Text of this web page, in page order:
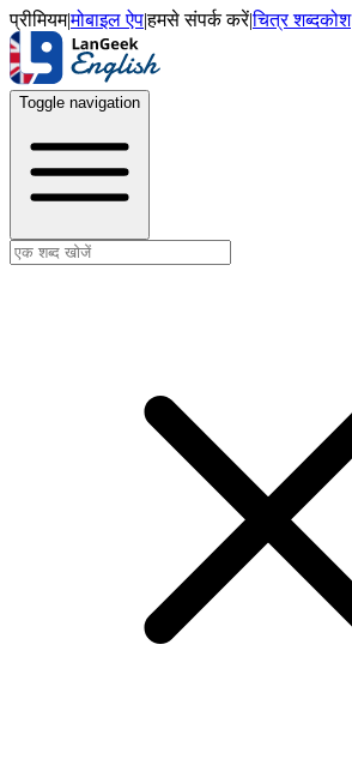
प्रीमियम|मोबाइल ऐप|हमसे संपर्क करें|चित्र शब्दकोश
Toggle navigation